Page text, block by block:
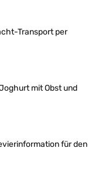
Transport per
mit Obst und
für den